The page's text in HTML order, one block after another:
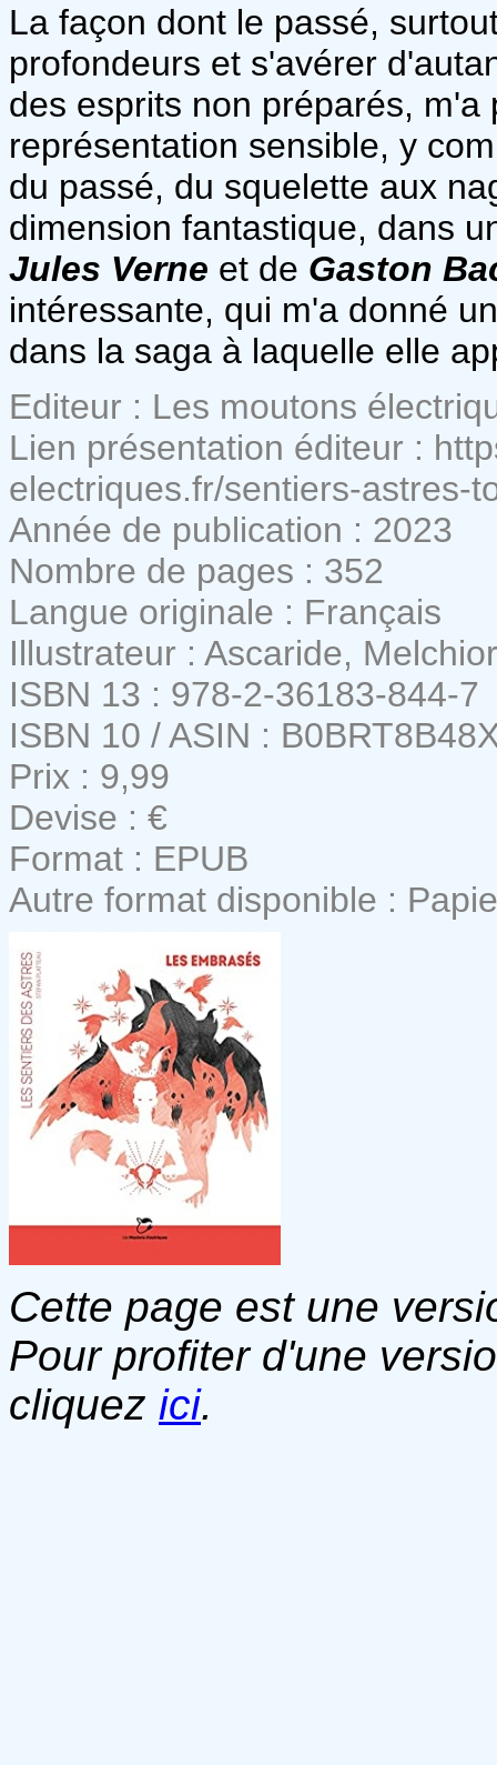
La façon dont le passé,
profondeurs et s'avérer
des esprits non préparés,
représentation sensible, y
du passé, du squelette aux
dimension fantastique, dans
Jules Verne et de Gaston
intéressante, qui m'a donné
dans la saga à laquelle elle
Editeur : Les moutons
Lien présentation éditeur :
electriques.fr/sentiers-astres-
Année de publication : 2023
Nombre de pages : 352
Langue originale : Français
Illustrateur : Ascaride, Melchior
ISBN 13 : 978-2-36183-844-7
ISBN 10 / ASIN :
Prix : 9,99
Devise : €
Format : EPUB
Autre format disponible :
Cette page est une
Pour profiter d'une
cliquez ici.